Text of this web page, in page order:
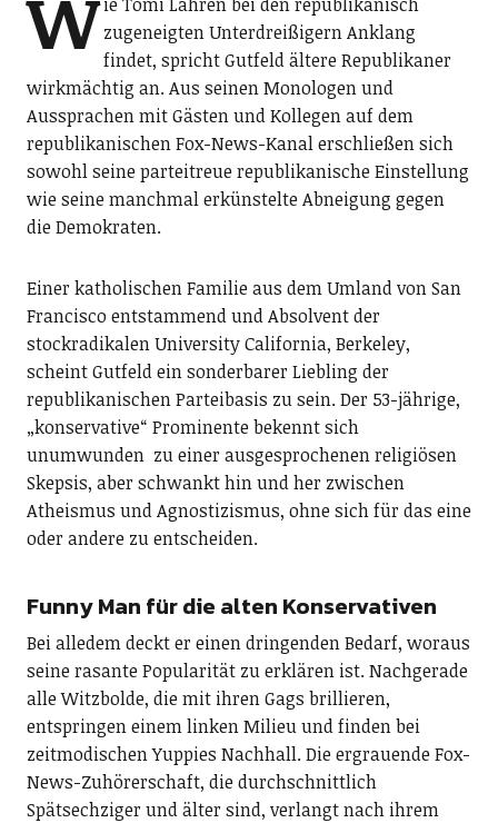
W zugeneigten Unterdreißigern Anklang
findet, spricht Gutfeld ältere Republikaner
wirkmächtig an. Aus seinen Monologen und
Aussprachen mit Gästen und Kollegen auf dem
republikanischen Fox-News-Kanal erschließen sich
sowohl seine parteitreue republikanische Einstellung
wie seine manchmal erkünstelte Abneigung gegen
die Demokraten.
Einer katholischen Familie aus dem Umland von San
Francisco entstammend und Absolvent der
stockradikalen University California, Berkeley,
scheint Gutfeld ein sonderbarer Liebling der
republikanischen Parteibasis zu sein. Der 53-jährige,
„konservative“ Prominente bekennt sich
unumwunden zu einer ausgesprochenen religiösen
Skepsis, aber schwankt hin und her zwischen
Atheismus und Agnostizismus, ohne sich für das eine
oder andere zu entscheiden.
Funny Man für die alten Konservativen
Bei alledem deckt er einen dringenden Bedarf, woraus
seine rasante Popularität zu erklären ist. Nachgerade
alle Witzbolde, die mit ihren Gags brillieren,
entspringen einem linken Milieu und finden bei
zeitmodischen Yuppies Nachhall. Die ergrauende Fox-
News-Zuhörerschaft, die durchschnittlich
Spätsechziger und älter sind, verlangt nach ihrem